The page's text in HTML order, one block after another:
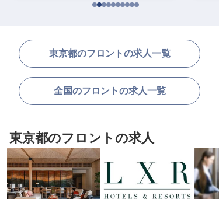
東京都のフロントの求人一覧
全国のフロントの求人一覧
東京都のフロントの求人